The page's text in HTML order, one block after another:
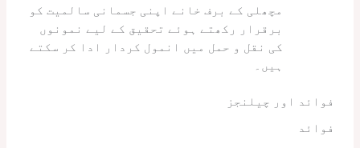
مچھلی کے برف خانے اپنی جسمانی سالمیت کو
برقرار رکھتے ہوئے تحقیق کے لیے نمونوں
کی نقل و حمل میں انمول کردار ادا کر سکتے
ہیں۔
فوائد اور چیلنجز
فوائد